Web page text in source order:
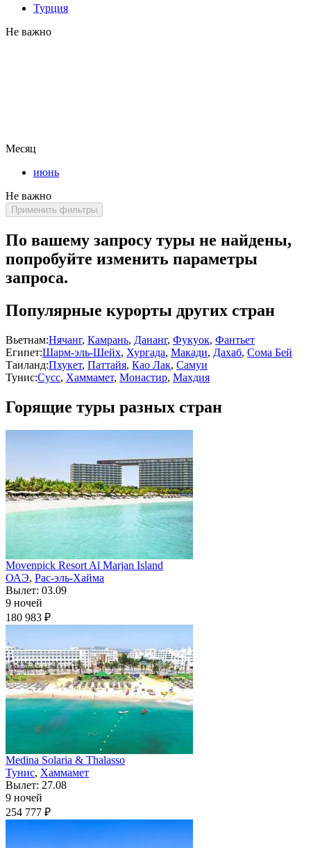
Турция
Не важно
Месяц
июнь
Не важно
Применить фильтры
По вашему запросу туры не найдены,
попробуйте изменить параметры
запроса.
Популярные курорты других стран
Вьетнам:Нячанг, Камрань, Дананг, Фукуок, Фантьет
Египет:Шарм-эль-Шейх, Хургада, Макади, Дахаб, Сома Бей
Таиланд:Пхукет, Паттайя, Као Лак, Самуи
Тунис:Сусс, Хаммамет, Монастир, Махдия
Горящие туры разных стран
Movenpick Resort Al Marjan Island
ОАЭ, Рас-эль-Хайма
Вылет: 03.09
9 ночей
180 983 ₽
Medina Solaria & Thalasso
Тунис, Хаммамет
Вылет: 27.08
9 ночей
254 777 ₽